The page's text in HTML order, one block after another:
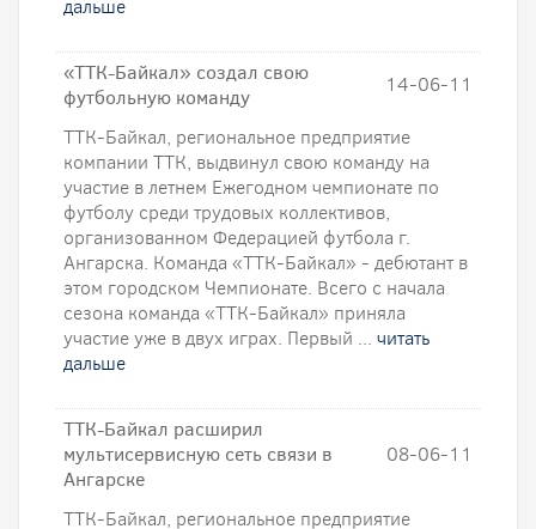
дальше
«ТТК-Байкал» создал свою
футбольную команду
14-06-11
ТТК-Байкал, региональное предприятие
компании ТТК, выдвинул свою команду на
участие в летнем Ежегодном чемпионате по
футболу среди трудовых коллективов,
организованном Федерацией футбола г.
Ангарска. Команда «ТТК-Байкал» - дебютант в
этом городском Чемпионате. Всего с начала
сезона команда «ТТК-Байкал» приняла
участие уже в двух играх. Первый ... читать
дальше
ТТК-Байкал расширил
мультисервисную сеть связи в
Ангарске
08-06-11
ТТК-Байкал, региональное предприятие